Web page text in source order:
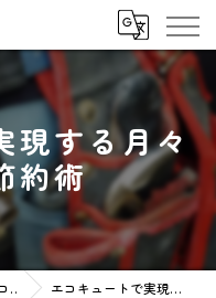
現する月々
約術
ム エコキュートで実現する月々の電気代節約術